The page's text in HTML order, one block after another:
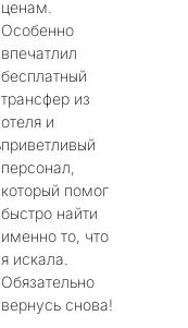
ценам.
Особенно
впечатлил
бесплатный
трансфер из
отеля и
приветливый
персонал,
который помог
быстро найти
именно то, что
я искала.
Обязательно
вернусь снова!